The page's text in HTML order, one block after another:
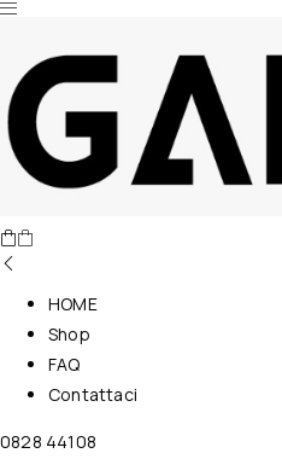
Nessun prodotto nel carrello.
HOME
Shop
FAQ
Contattaci
0828 44108